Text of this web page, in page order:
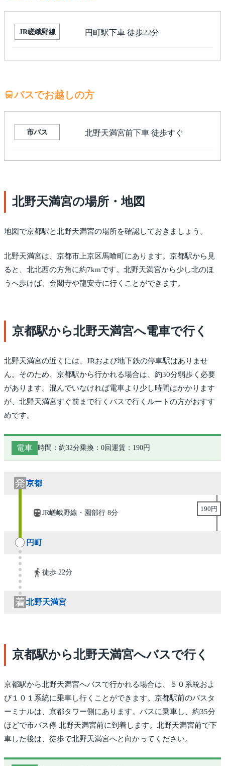
JR嵯峨野線 円町駅下車 徒歩22分
バスでお越しの方
市バス 北野天満宮前下車 徒歩すぐ
北野天満宮の場所・地図
地図で京都駅と北野天満宮の場所を確認しておきましょう。
北野天満宮は、京都市上京区馬喰町にあります。京都駅から見
ると、北北西の方角に約7kmです。北野天満宮から少し北のほ
うへ歩けば、金閣寺や龍安寺に行くことができます。
京都駅から北野天満宮へ電車で行く
北野天満宮の近くには、JRおよび地下鉄の停車駅はありませ
ん。そのため、京都駅から行かれる場合は、約30分弱歩く必要
があります。混んでいなければ電車より少し時間はかかります
が、北野天満宮すぐ前まで行くバスで行くルートの方がおすす
めです。
電車 時間：約32分乗換：0回運賃：190円
京都
JR嵯峨野線・園部行 8分
190円
円町
徒歩 22分
北野天満宮
京都駅から北野天満宮へバスで行く
京都駅から北野天満宮へバスで行かれる場合は、５０系統およ
び１０１系統に乗車し行くことができます。京都駅前のバスタ
ーミナルは、京都タワー側にあります。バスに乗車し、約35分
ほどで市バス停 北野天満宮前に到着します。北野天満宮前で下
車した後は、徒歩で北野天満宮へと向かってください。